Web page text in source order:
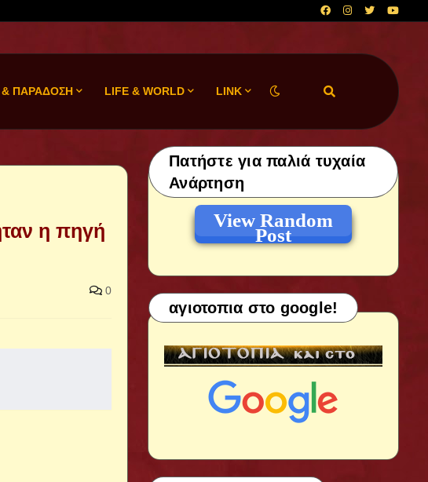
ΠΑΡΑΔΟΣΗ LIFE & WORLD LINK
η πηγή
0
Πατήστε για παλιά τυχαία
Ανάρτηση
View Random
Post
αγιοτοπια στο google!